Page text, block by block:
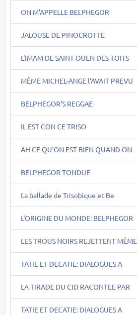
ON M'APPELLE BELPHEGOR
JALOUSE DE PINOCROTTE
L'IMAM DE SAINT OUEN DES TOITS
MÊME MICHEL-ANGE l'AVAIT PREVU
BELPHEGOR'S REGGAE
IL EST CON CE TRISO
AH CE QU'ON EST BIEN QUAND ON
BELPHEGOR TONDUE
La ballade de Trisobique et Be
L'ORIGINE DU MONDE: BELPHEGOR
LES TROUS NOIRS REJETTENT MÊME
TATIE ET DECATIE: DIALOGUES A
LA TIRADE DU CID RACONTEE PAR
TATIE ET DECATIE: DIALOGUES A